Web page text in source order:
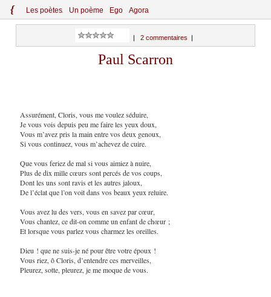
{ Les poètes Un poème Ego Agora
2 commentaires
Paul Scarron
Assurément, Cloris, vous me voulez séduire,
Je vous vois depuis peu me faire les yeux doux,
Vous m’avez pris la main entre vos deux genoux,
Si vous continuez, vous m’achevez de cuire.
Que vous feriez de mal si vous aimiez à nuire,
Plus de dix mille cœurs sont percés de vos coups,
Dont les uns sont ravis et les autres jaloux,
De l’éclat que l’on voit dans vos beaux yeux reluire.
Vous avez lu des vers, vous en savez par cœur,
Vous chantez, ce dit-on comme un enfant de chœur ;
Et lorsque vous parlez vous charmez les oreilles.
Dieu ! que ne suis-je né pour être votre époux !
Vous riez, ô Cloris, d’entendre ces merveilles,
Pleurez, sotte, pleurez, je me moque de vous.